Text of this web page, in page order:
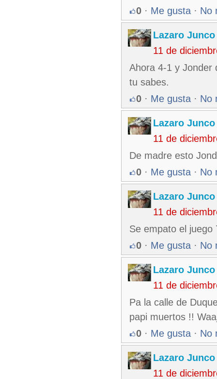
0 · Me gusta · No
Lazaro Junco
11 de
Ahora 4-1 y Jonder
tu sabes.
0 · Me gusta · No
Lazaro Junco
11 de
De madre esto
0 · Me gusta · No
Lazaro Junco
11 de
Se empato el
0 · Me gusta · No
Lazaro Junco
11 de
Pa la calle de
papi muertos !!
0 · Me gusta · No
Lazaro Junco
11 de